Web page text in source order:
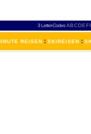
3 Letter-Codes ABCDEF
REISEN : SKIREISEN :